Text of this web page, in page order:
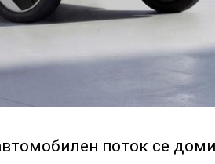
поток се